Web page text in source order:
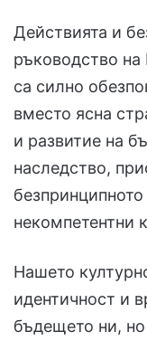
Действията и
ръководство на
са силно
вместо ясна
и развитие на
наследство,
некомпетентни
Нашето
идентичност и
бъдещето ни, но